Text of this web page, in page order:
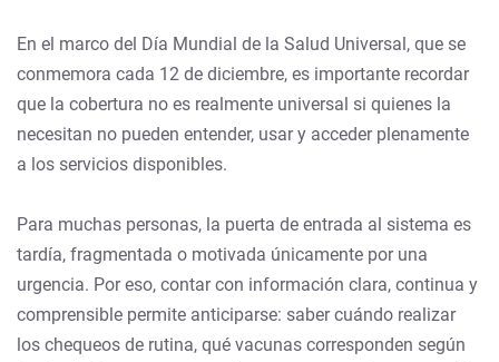
En el marco del Día Mundial de la Salud Universal, que se
conmemora cada 12 de diciembre, es importante recordar
que la cobertura no es realmente universal si quienes la
necesitan no pueden entender, usar y acceder plenamente
a los servicios disponibles.
Para muchas personas, la puerta de entrada al sistema es
tardía, fragmentada o motivada únicamente por una
urgencia. Por eso, contar con información clara, continua y
comprensible permite anticiparse: saber cuándo realizar
los chequeos de rutina, qué vacunas corresponden según